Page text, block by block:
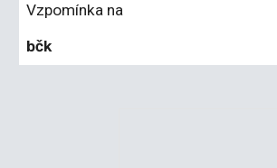
Vzpomínka na
bčk